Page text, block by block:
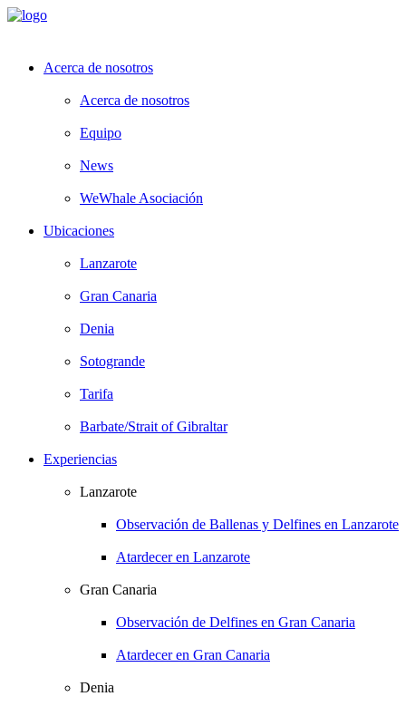
Acerca de nosotros
Acerca de nosotros
Equipo
News
WeWhale Asociación
Ubicaciones
Lanzarote
Gran Canaria
Denia
Sotogrande
Tarifa
Barbate/Strait of Gibraltar
Experiencias
Lanzarote
Observación de Ballenas y Delfines en Lanzarote
Atardecer en Lanzarote
Gran Canaria
Observación de Delfines en Gran Canaria
Atardecer en Gran Canaria
Denia